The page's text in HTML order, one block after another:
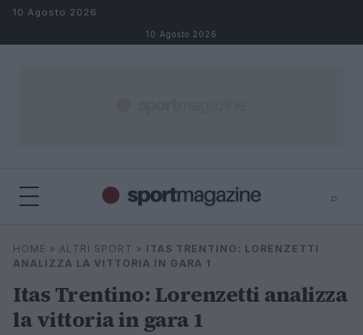
Salta al contenuto
10 Agosto 2026
10 Agosto 2026
⌕
Cerca
⌕
HOME » ALTRI SPORT » ITAS TRENTINO: LORENZETTI
ANALIZZA LA VITTORIA IN GARA 1
Itas Trentino: Lorenzetti analizza
la vittoria in gara 1